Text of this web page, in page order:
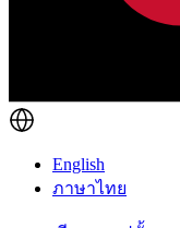
English
ภาษาไทย